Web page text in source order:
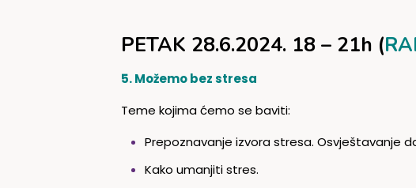
PETAK 28.6.2024. 18 – 21h (
5. Možemo bez stresa
Teme kojima ćemo se baviti:
Prepoznavanje izvora stresa. Osvještavanje
Kako umanjiti stres.